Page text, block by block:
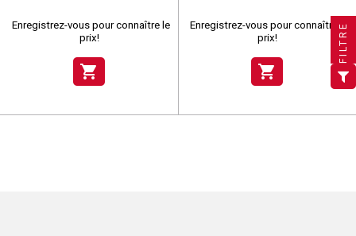
Ajouter à ma liste d'envies×
Nom de la liste d'envies
((title)) ×
Connexion ×
Vous devez être connecté pour ajouter des produits à
Annuler Connexion
Enregistrez-vous pour connaître le
prix!
shopping_cart
Enregistrez-vous pour connaître le
prix!
shopping_cart
FILTRE